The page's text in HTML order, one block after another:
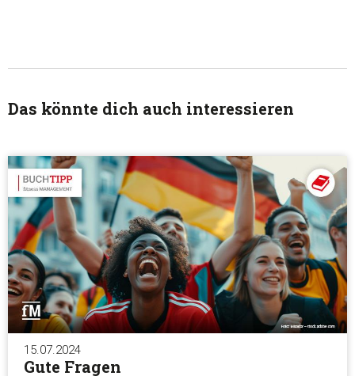
Das könnte dich auch interessieren
15.07.2024
Gute Fragen